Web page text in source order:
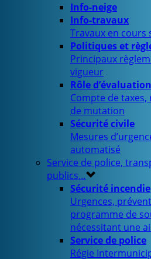
Info-neige
Info-travaux
Travaux en
Politiques et
Principaux
vigueur
Rôle
Compte de
de mutation
Sécurité civile
Mesures
automatisé
Service de police,
publics…
Sécurité incendie
Urgences,
programme de
nécessitant une
Service de police
Régie